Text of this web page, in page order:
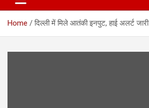
Home दिल्ली में मिले आतंकी इनपुट, हाई अलर्ट जारी